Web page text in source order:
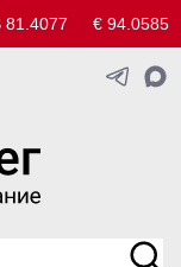
81.4077 € 94.0585